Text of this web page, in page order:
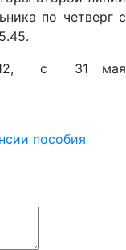
по четверг с
412, с 31 мая
пособия